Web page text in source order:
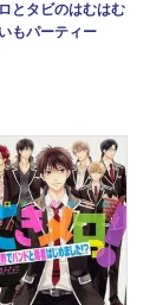
とタビのはむはむ
もパーティー